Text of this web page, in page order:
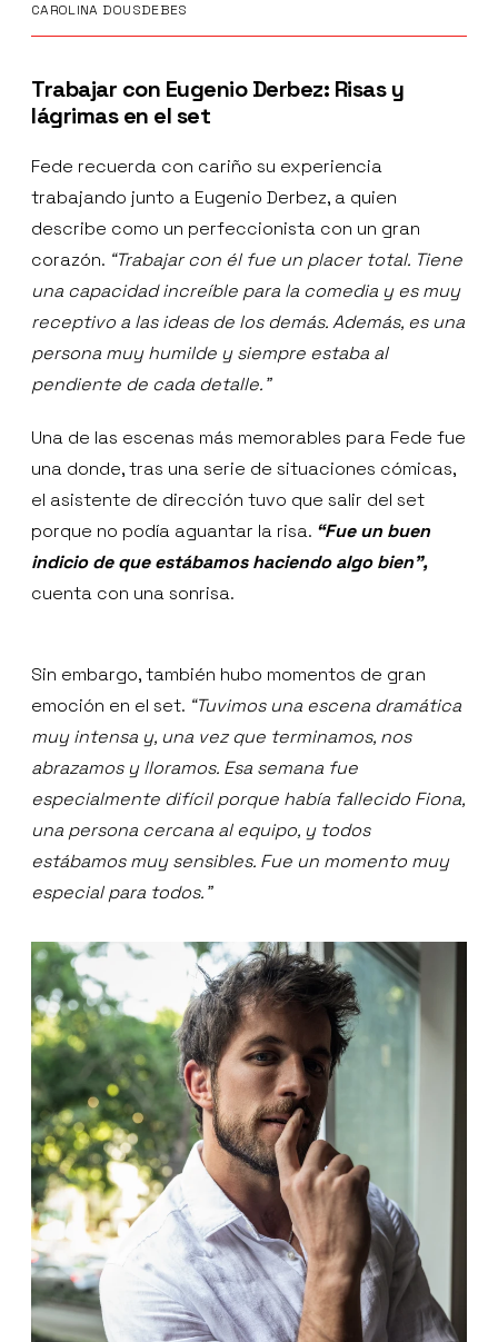
CAROLINA DOUSDEBES
Trabajar con Eugenio Derbez: Risas y
lágrimas en el set
Fede recuerda con cariño su experiencia
trabajando junto a Eugenio Derbez, a quien
describe como un perfeccionista con un gran
corazón. “Trabajar con él fue un placer total. Tiene
una capacidad increíble para la comedia y es muy
receptivo a las ideas de los demás. Además, es una
persona muy humilde y siempre estaba al
pendiente de cada detalle.”
Una de las escenas más memorables para Fede fue
una donde, tras una serie de situaciones cómicas,
el asistente de dirección tuvo que salir del set
porque no podía aguantar la risa. “Fue un buen
indicio de que estábamos haciendo algo bien”,
cuenta con una sonrisa.
Sin embargo, también hubo momentos de gran
emoción en el set. “Tuvimos una escena dramática
muy intensa y, una vez que terminamos, nos
abrazamos y lloramos. Esa semana fue
especialmente difícil porque había fallecido Fiona,
una persona cercana al equipo, y todos
estábamos muy sensibles. Fue un momento muy
especial para todos.”